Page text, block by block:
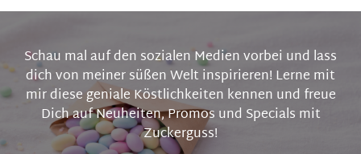
Schau mal auf den sozialen Medien vorbei und lass
dich von meiner süßen Welt inspirieren! Lerne mit
mir diese geniale Köstlichkeiten kennen und freue
Dich auf Neuheiten, Promos und Specials mit
Zuckerguss!